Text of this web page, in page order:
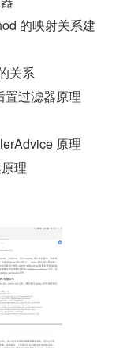
的映射关系建
关系
置过滤器原理
原理
理